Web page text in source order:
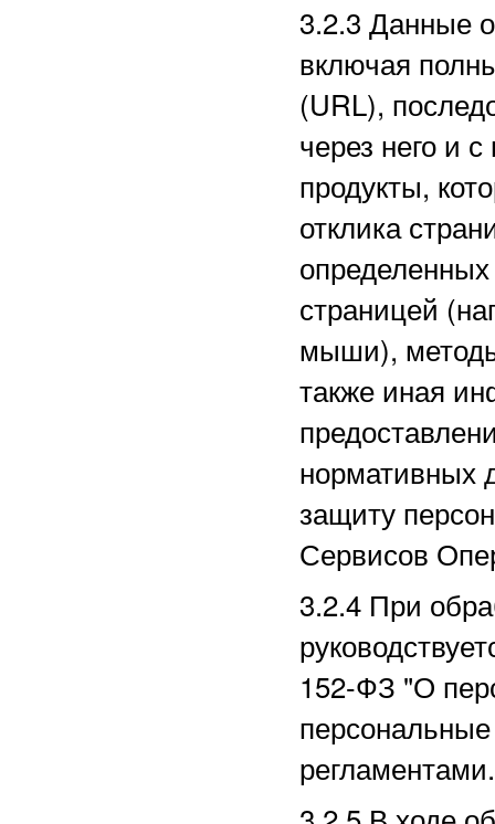
3.2.3 Данные
включая
(URL),
через него и
продукты,
отклика
страницей
мыши),
также иная
нормативных
защиту
Сервисов
3.2.4 При
152-ФЗ "О
регламентами.